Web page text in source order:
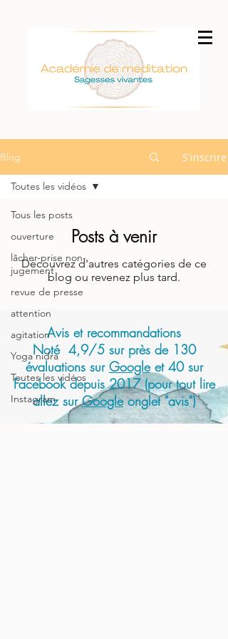
Blog S'inscrire
Tous les posts
ouverture
lâcher-prise non-
jugement
revue de presse
attention
agitation
Yoga nidra
Toutes les vidéos
Instagram
Toutes les vidéos
Posts à venir
Découvrez d'autres catégories de ce
blog ou revenez plus tard.
Avis et recommandations
Noté 4,9/5 sur près de 130
évaluations sur Googleet 40 sur
Facebook depuis 2017 (pour tout lire
allez surGoogleonglet "avis")